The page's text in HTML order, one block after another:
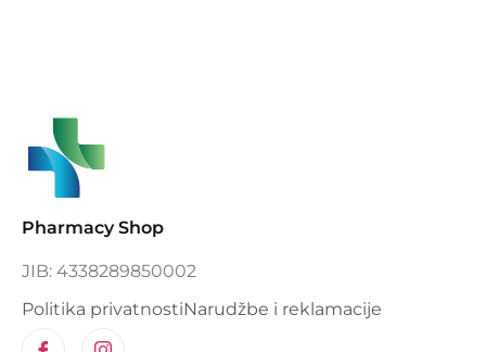
Pharmacy Shop
JIB: 4338289850002
Politika privatnostiNarudžbe i reklamacije